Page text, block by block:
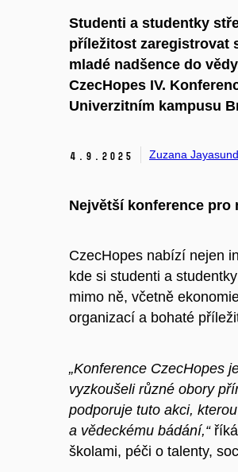
Studenti a studentky
příležitost zaregistrovat
mladé nadšence do
CzecHopes IV.
Univerzitním kampusu
4. 9. 2025 Zuzana
Největší konference pro
CzecHopes nabízí nejen
kde si studenti a
mimo ně, včetně
organizací a bohaté
„Konference CzecHopes
vyzkoušeli různé obory
podporuje tuto akci,
a vědeckému bádání,“říká
školami, péči o talenty,